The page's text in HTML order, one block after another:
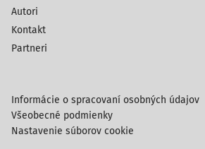
Autori
Kontakt
Partneri
Informácie o spracovaní osobných údajov
Všeobecné podmienky
Nastavenie súborov cookie